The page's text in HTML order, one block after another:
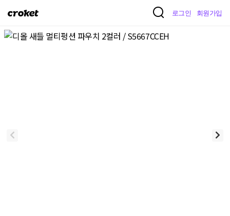
크
켓
로그인 회원가입